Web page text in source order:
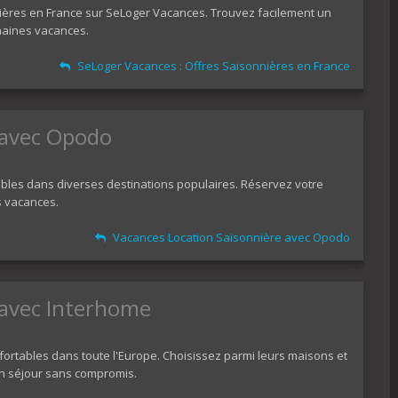
en France sur SeLoger Vacances. Trouvez facilement un
vacances.
SeLoger Vacances : Offres Saisonnières en France
Opodo
dans diverses destinations populaires. Réservez votre
Vacances Location Saisonnière avec Opodo
Interhome
dans toute l'Europe. Choisissez parmi leurs maisons et
séjour sans compromis.